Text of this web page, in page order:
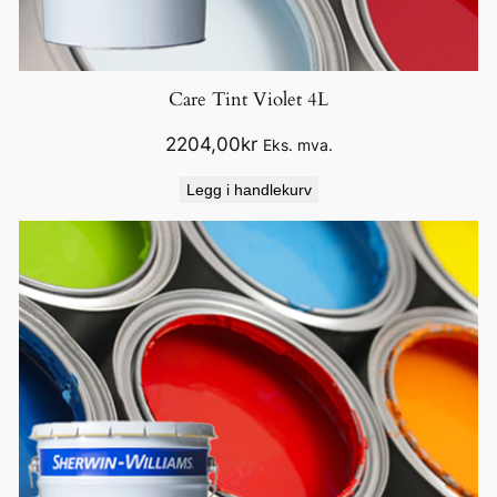
Care Tint Violet 4L
2204,00kr Eks. mva.
Legg i handlekurv